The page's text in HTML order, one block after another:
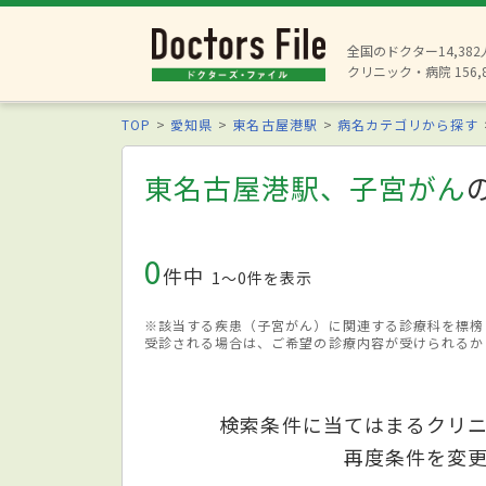
全国のドクター14,382
クリニック・病院
TOP 愛知県 東名古屋港駅 病名カテゴリから探す
東名古屋港駅、子宮がん
0件中 1〜0件を表示
※該当する疾患（子宮がん）に関連する診療科を標
受診される場合は、ご希望の診療内容が受けられる
検索条件に当てはまるクリ
再度条件を変